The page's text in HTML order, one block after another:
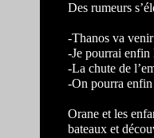
Des rumeurs
-Thanos va
-Je pourrai enfin
-La chute de
-On pourra
Orane et les
bateaux et